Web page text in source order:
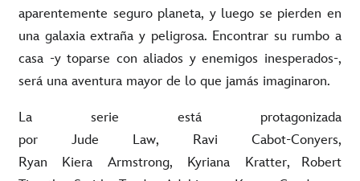
aparentemente seguro planeta, y luego se pierden en
una galaxia extraña y peligrosa. Encontrar su rumbo a
casa -y toparse con aliados y enemigos inesperados-,
será una aventura mayor de lo que jamás imaginaron.
La serie está protagonizada
por Jude Law, Ravi Cabot-Conyers,
Ryan Kiera Armstrong, Kyriana Kratter, Robert